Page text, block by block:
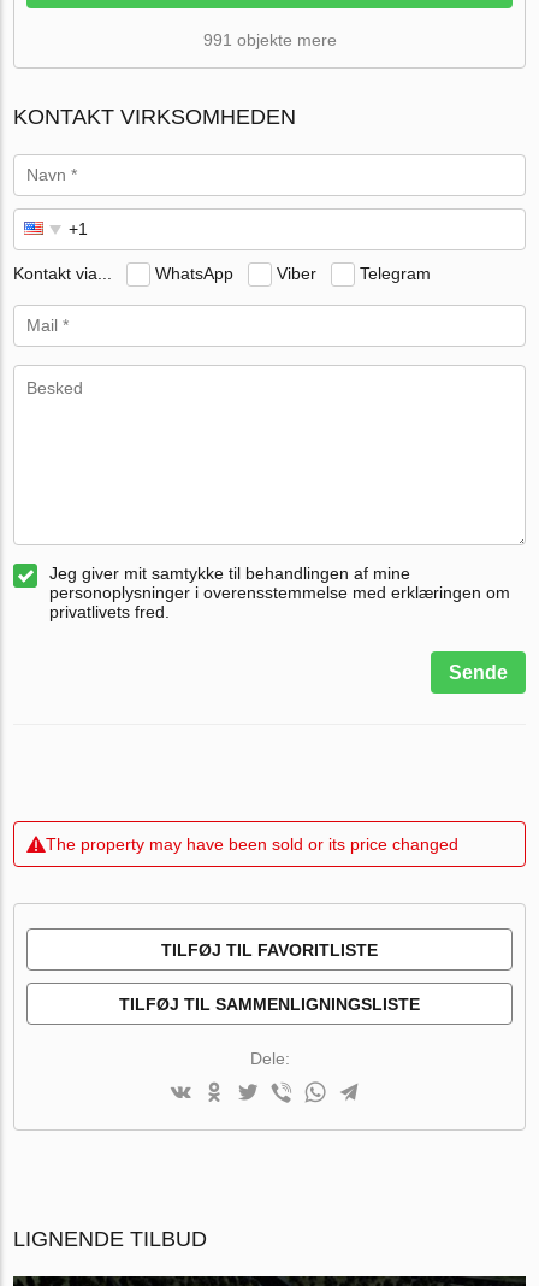
991 objekte mere
KONTAKT VIRKSOMHEDEN
Kontakt via... WhatsApp Viber Telegram
Jeg giver mit samtykke til behandlingen af mine
personoplysninger i overensstemmelse med erklæringen om
privatlivets fred.
Sende
The property may have been sold or its price changed
TILFØJ TIL FAVORITLISTE
TILFØJ TIL SAMMENLIGNINGSLISTE
Dele:
LIGNENDE TILBUD